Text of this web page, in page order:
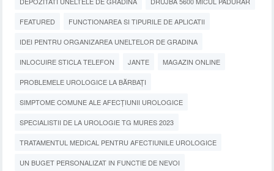
FEATURED FUNCTIONAREA SI TIPURILE DE APLICATII
IDEI PENTRU ORGANIZAREA UNELTELOR DE GRADINA
INLOCUIRE STICLA TELEFON JANTE MAGAZIN ONLINE
PROBLEMELE UROLOGICE LA BĂRBAȚI
SIMPTOME COMUNE ALE AFECȚIUNII UROLOGICE
SPECIALISTII DE LA UROLOGIE TG MURES 2023
TRATAMENTUL MEDICAL PENTRU AFECTIUNILE UROLOGICE
UN BUGET PERSONALIZAT IN FUNCTIE DE NEVOI